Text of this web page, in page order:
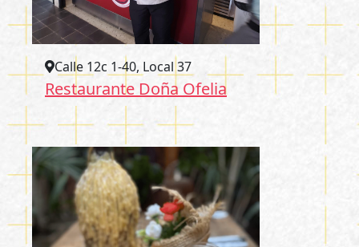
Calle 12c 1-40, Local 37
Restaurante Doña Ofelia